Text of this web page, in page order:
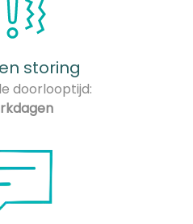
storing
doorlooptijd: